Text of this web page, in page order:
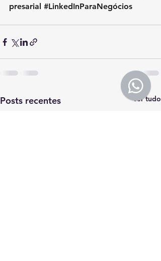
presarial #LinkedInParaNegócios
Posts recentes Ver tudo